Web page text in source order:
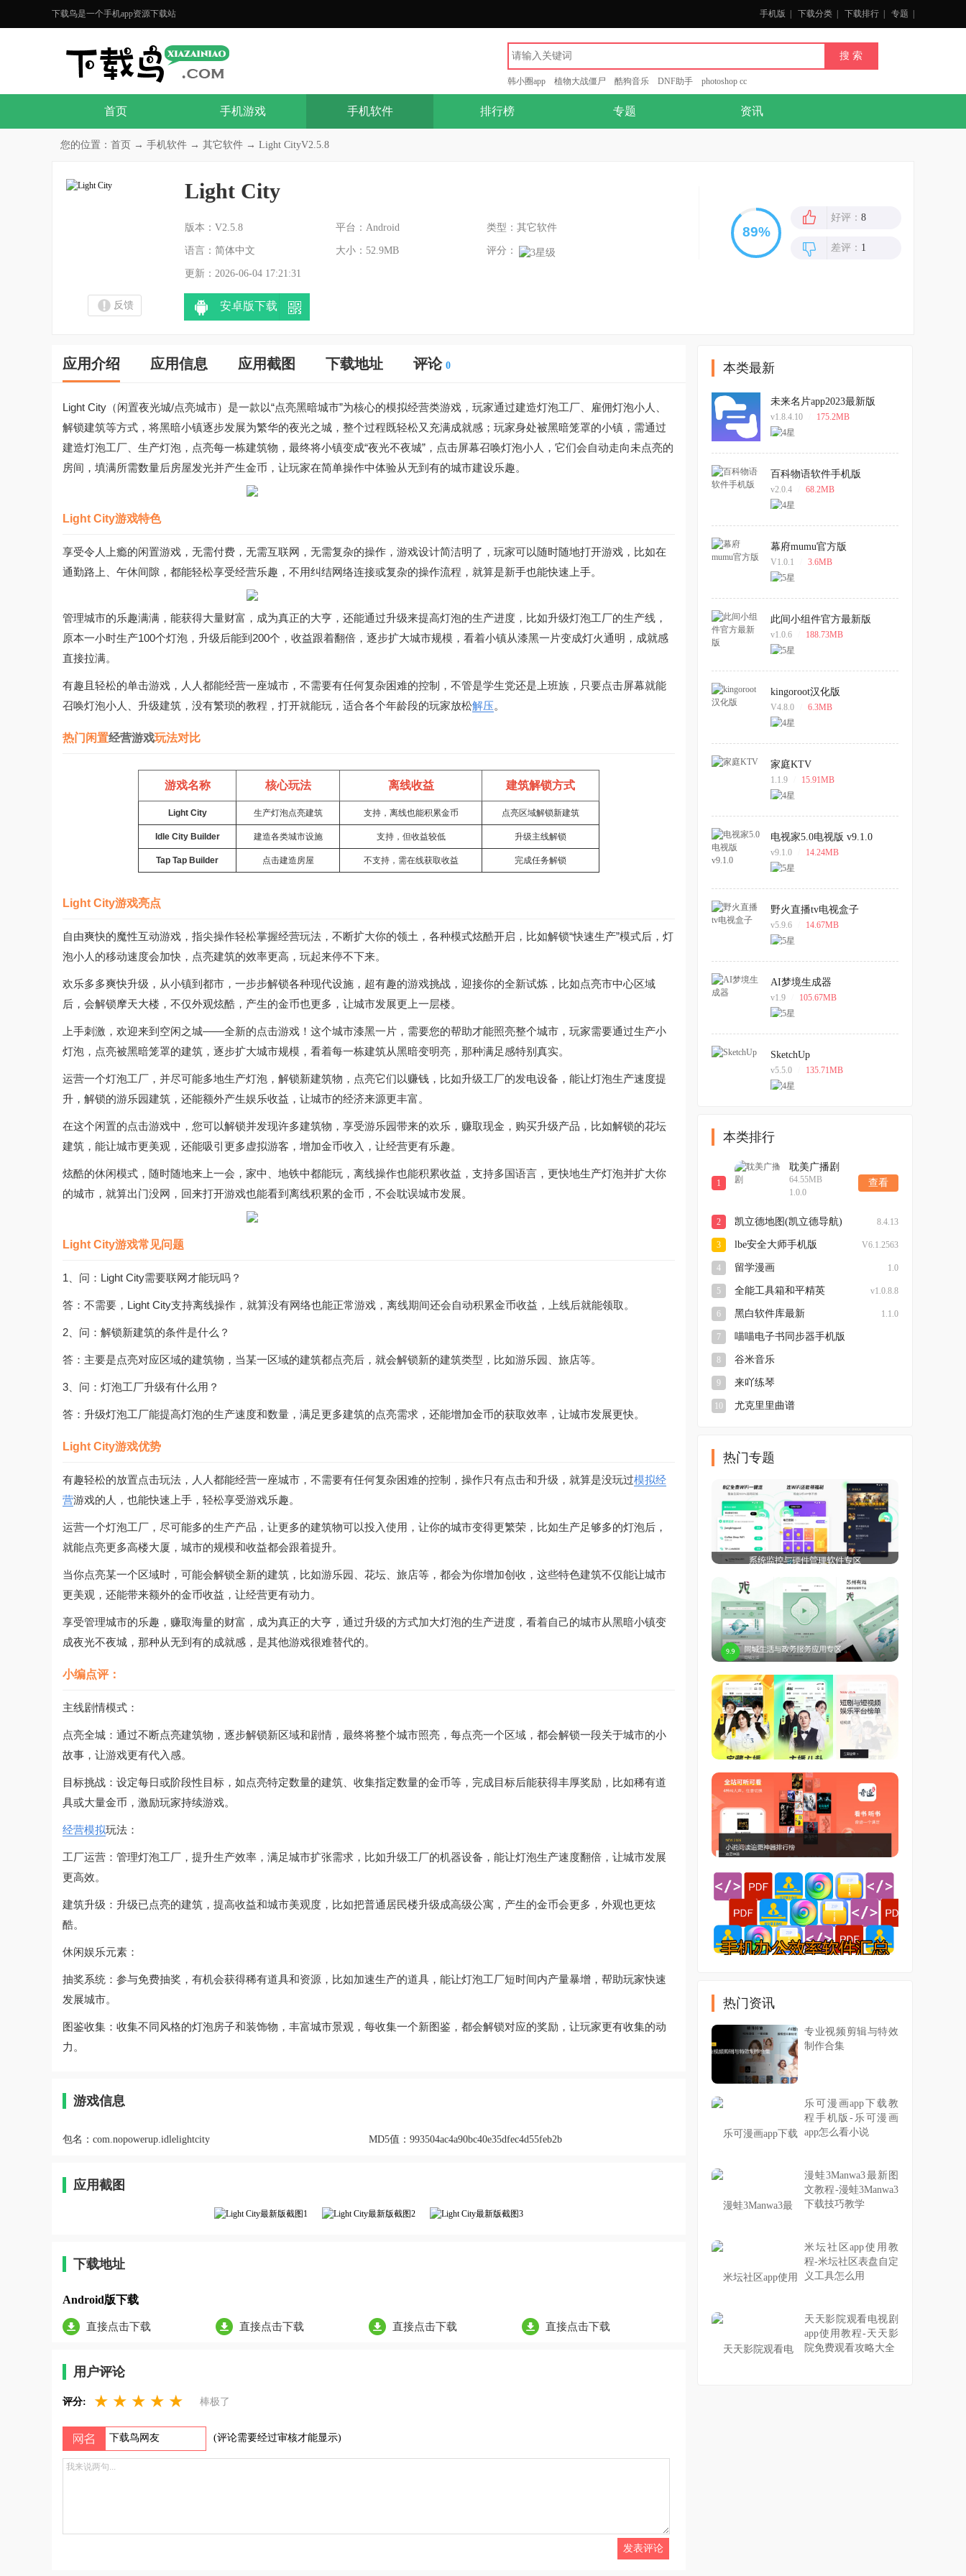
下载鸟是一个手机app资源下载站 手机版 下载分类 下载排行 专题
韩小圈app 植物大战僵尸 酷狗音乐 DNF助手 photoshop cc
首页 手机游戏 手机软件 排行榜 专题 资讯
您的位置： 首页 → 手机软件 → 其它软件 → Light CityV2.5.8
Light City
版本：V2.5.8 平台：Android 类型：其它软件
语言：简体中文 大小：52.9MB 评分：
更新：2026-06-04 17:21:31
反馈 安卓版下载
好评： 8
差评： 1
应用介绍 应用信息 应用截图 下载地址 评论 0
Light City（闲置夜光城/点亮城市）是一款以“点亮黑暗城市”为核心的模拟经营类游戏，玩家通过建造灯泡工厂、雇佣灯泡小人、
解锁建筑等方式，将黑暗小镇逐步发展为繁华的夜光之城，整个过程既轻松又充满成就感；玩家身处被黑暗笼罩的小镇，需通过
建造灯泡工厂、生产灯泡，点亮每一栋建筑物，最终将小镇变成“夜光不夜城”，点击屏幕召唤灯泡小人，它们会自动走向未点亮的
房间，填满所需数量后房屋发光并产生金币，让玩家在简单操作中体验从无到有的城市建设乐趣。
Light City游戏特色
享受令人上瘾的闲置游戏，无需付费，无需互联网，无需复杂的操作，游戏设计简洁明了，玩家可以随时随地打开游戏，比如在
通勤路上、午休间隙，都能轻松享受经营乐趣，不用纠结网络连接或复杂的操作流程，就算是新手也能快速上手。
管理城市的乐趣满满，能获得大量财富，成为真正的大亨，还能通过升级来提高灯泡的生产进度，比如升级灯泡工厂的生产线，
原本一小时生产100个灯泡，升级后能到200个，收益跟着翻倍，逐步扩大城市规模，看着小镇从漆黑一片变成灯火通明，成就感
直接拉满。
有趣且轻松的单击游戏，人人都能经营一座城市，不需要有任何复杂困难的控制，不管是学生党还是上班族，只要点击屏幕就能
召唤灯泡小人、升级建筑，没有繁琐的教程，打开就能玩，适合各个年龄段的玩家放松解压。
热门闲置经营游戏玩法对比
游戏名称 核心玩法 离线收益 建筑解锁方式
Light City 生产灯泡点亮建筑 支持，离线也能积累金币 点亮区域解锁新建筑
Idle City Builder 建造各类城市设施 支持，但收益较低 升级主线解锁
Tap Tap Builder 点击建造房屋 不支持，需在线获取收益 完成任务解锁
Light City游戏亮点
自由爽快的魔性互动游戏，指尖操作轻松掌握经营玩法，不断扩大你的领土，各种模式炫酷开启，比如解锁“快速生产”模式后，灯
泡小人的移动速度会加快，点亮建筑的效率更高，玩起来停不下来。
欢乐多多爽快升级，从小镇到都市，一步步解锁各种现代设施，超有趣的游戏挑战，迎接你的全新试炼，比如点亮市中心区域
后，会解锁摩天大楼，不仅外观炫酷，产生的金币也更多，让城市发展更上一层楼。
上手刺激，欢迎来到空闲之城——全新的点击游戏！这个城市漆黑一片，需要您的帮助才能照亮整个城市，玩家需要通过生产小
灯泡，点亮被黑暗笼罩的建筑，逐步扩大城市规模，看着每一栋建筑从黑暗变明亮，那种满足感特别真实。
运营一个灯泡工厂，并尽可能多地生产灯泡，解锁新建筑物，点亮它们以赚钱，比如升级工厂的发电设备，能让灯泡生产速度提
升，解锁的游乐园建筑，还能额外产生娱乐收益，让城市的经济来源更丰富。
在这个闲置的点击游戏中，您可以解锁并发现许多建筑物，享受游乐园带来的欢乐，赚取现金，购买升级产品，比如解锁的花坛
建筑，能让城市更美观，还能吸引更多虚拟游客，增加金币收入，让经营更有乐趣。
炫酷的休闲模式，随时随地来上一会，家中、地铁中都能玩，离线操作也能积累收益，支持多国语言，更快地生产灯泡并扩大你
的城市，就算出门没网，回来打开游戏也能看到离线积累的金币，不会耽误城市发展。
Light City游戏常见问题
1、问：Light City需要联网才能玩吗？
答：不需要，Light City支持离线操作，就算没有网络也能正常游戏，离线期间还会自动积累金币收益，上线后就能领取。
2、问：解锁新建筑的条件是什么？
答：主要是点亮对应区域的建筑物，当某一区域的建筑都点亮后，就会解锁新的建筑类型，比如游乐园、旅店等。
3、问：灯泡工厂升级有什么用？
答：升级灯泡工厂能提高灯泡的生产速度和数量，满足更多建筑的点亮需求，还能增加金币的获取效率，让城市发展更快。
Light City游戏优势
有趣轻松的放置点击玩法，人人都能经营一座城市，不需要有任何复杂困难的控制，操作只有点击和升级，就算是没玩过模拟经
营游戏的人，也能快速上手，轻松享受游戏乐趣。
运营一个灯泡工厂，尽可能多的生产产品，让更多的建筑物可以投入使用，让你的城市变得更繁荣，比如生产足够多的灯泡后，
就能点亮更多高楼大厦，城市的规模和收益都会跟着提升。
当你点亮某一个区域时，可能会解锁全新的建筑，比如游乐园、花坛、旅店等，都会为你增加创收，这些特色建筑不仅能让城市
更美观，还能带来额外的金币收益，让经营更有动力。
享受管理城市的乐趣，赚取海量的财富，成为真正的大亨，通过升级的方式加大灯泡的生产进度，看着自己的城市从黑暗小镇变
成夜光不夜城，那种从无到有的成就感，是其他游戏很难替代的。
小编点评：
主线剧情模式：
点亮全城：通过不断点亮建筑物，逐步解锁新区域和剧情，最终将整个城市照亮，每点亮一个区域，都会解锁一段关于城市的小
故事，让游戏更有代入感。
目标挑战：设定每日或阶段性目标，如点亮特定数量的建筑、收集指定数量的金币等，完成目标后能获得丰厚奖励，比如稀有道
具或大量金币，激励玩家持续游戏。
经营模拟玩法：
工厂运营：管理灯泡工厂，提升生产效率，满足城市扩张需求，比如升级工厂的机器设备，能让灯泡生产速度翻倍，让城市发展
更高效。
建筑升级：升级已点亮的建筑，提高收益和城市美观度，比如把普通居民楼升级成高级公寓，产生的金币会更多，外观也更炫
酷。
休闲娱乐元素：
抽奖系统：参与免费抽奖，有机会获得稀有道具和资源，比如加速生产的道具，能让灯泡工厂短时间内产量暴增，帮助玩家快速
发展城市。
图鉴收集：收集不同风格的灯泡房子和装饰物，丰富城市景观，每收集一个新图鉴，都会解锁对应的奖励，让玩家更有收集的动
力。
游戏信息
包名： com.nopowerup.idlelightcity MD5值： 993504ac4a90bc40e35dfec4d55feb2b
应用截图
下载地址
Android版下载
直接点击下载 直接点击下载 直接点击下载 直接点击下载
用户评论
评分: ★ ★ ★ ★ ★ 棒极了
(评论需要经过审核才能显示)
本类最新
未来名片app2023最新版
v1.8.4.10 175.2MB
百科物语软件手机版
v2.0.4 68.2MB
幕府mumu官方版
V1.0.1 3.6MB
此间小组件官方最新版
v1.0.6 188.73MB
kingoroot汉化版
V4.8.0 6.3MB
家庭KTV
1.1.9 15.91MB
电视家5.0电视版 v9.1.0
v9.1.0 14.24MB
野火直播tv电视盒子
v5.9.6 14.67MB
AI梦境生成器
v1.9 105.67MB
SketchUp
v5.5.0 135.71MB
本类排行
1
耽美广播剧
64.55MB
1.0.0
查看
2
凯立德地图(凯立德导航)
8.4.13
3 lbe安全大师手机版 V6.1.2563
4 留学漫画 1.0
5 全能工具箱和平精英 v1.0.8.8
6 黑白软件库最新 1.1.0
7
喵喵电子书同步器手机版
8
谷米音乐
9 来吖练琴
10 尤克里里曲谱
热门专题
热门资讯
专业视频剪辑与特效
制作合集
乐可漫画app下载教
程手机版-乐可漫画
app怎么看小说
漫蛙3Manwa3最新图
文教程-漫蛙3Manwa3
下载技巧教学
米坛社区app使用教
程-米坛社区表盘自定
义工具怎么用
天天影院观看电视剧
app使用教程-天天影
院免费观看攻略大全